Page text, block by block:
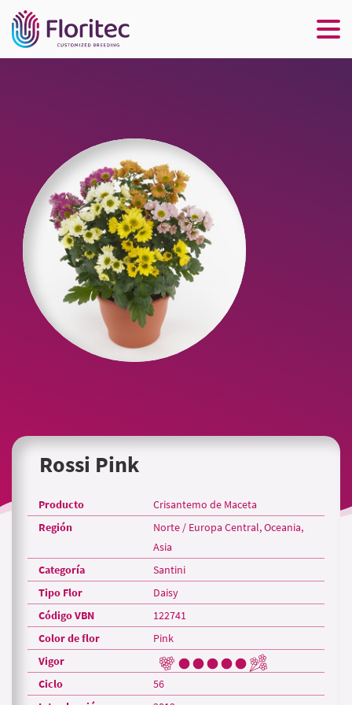
Rossi Pink
Producto
Crisantemo de Maceta
Región
Norte / Europa Central, Oceania,
Asia
Categoría
Santini
Tipo Flor
Daisy
Código VBN
122741
Color de flor
Pink
Vigor
Ciclo
56